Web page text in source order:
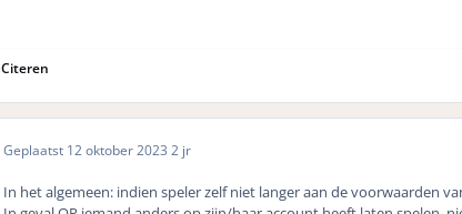
Citeren
Geplaatst 12 oktober 2023 2 jr
In het algemeen: indien speler zelf niet langer aan de voorwaarden